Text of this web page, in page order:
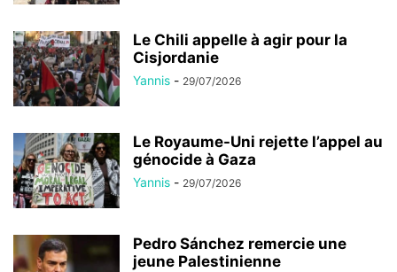
Le Chili appelle à agir pour la
Cisjordanie
Yannis - 29/07/2026
Le Royaume-Uni rejette l’appel au
génocide à Gaza
Yannis - 29/07/2026
Pedro Sánchez remercie une
jeune Palestinienne